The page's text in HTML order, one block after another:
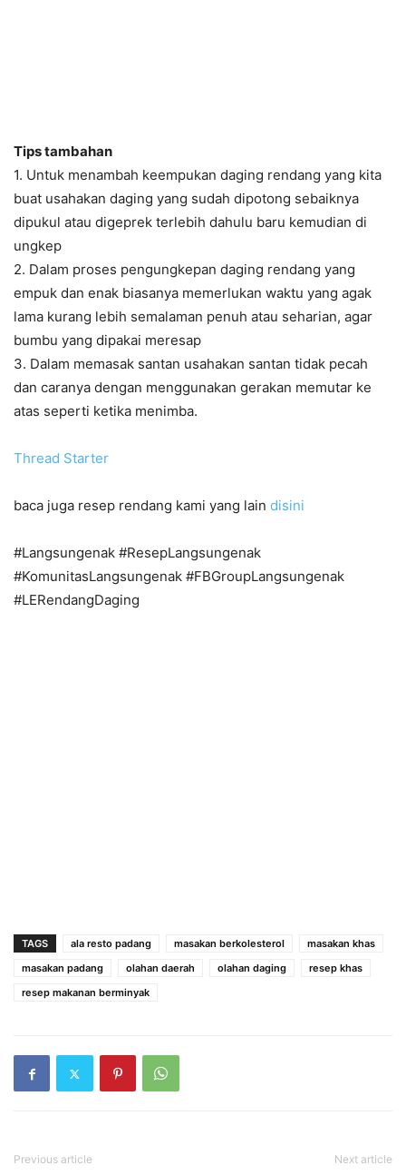
Tips tambahan
1. Untuk menambah keempukan daging rendang yang kita
buat usahakan daging yang sudah dipotong sebaiknya
dipukul atau digeprek terlebih dahulu baru kemudian di
ungkep
2. Dalam proses pengungkepan daging rendang yang
empuk dan enak biasanya memerlukan waktu yang agak
lama kurang lebih semalaman penuh atau seharian, agar
bumbu yang dipakai meresap
3. Dalam memasak santan usahakan santan tidak pecah
dan caranya dengan menggunakan gerakan memutar ke
atas seperti ketika menimba.
Thread Starter
baca juga resep rendang kami yang lain disini
#Langsungenak #ResepLangsungenak
#KomunitasLangsungenak #FBGroupLangsungenak
#LERendangDaging
TAGS ala resto padang masakan berkolesterol
masakan khas
masakan padang
olahan daerah olahan daging
resep khas
resep makanan berminyak
Previous article Next article